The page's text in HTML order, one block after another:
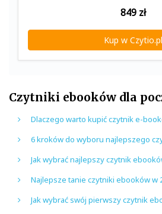
849zł
Kup w Czytio.pl
Czytniki ebooków dla
Dlaczego warto kupić czytnik e-
6 kroków do wyboru najlepszego
Jak wybrać najlepszy czytnik
Najlepsze tanie czytniki ebooków w
Jak wybrać swój pierwszy czytnik